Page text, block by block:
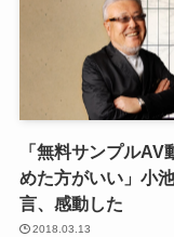
「無料サンプルAV
めた方がいい」小
言、感動した
2018.03.13